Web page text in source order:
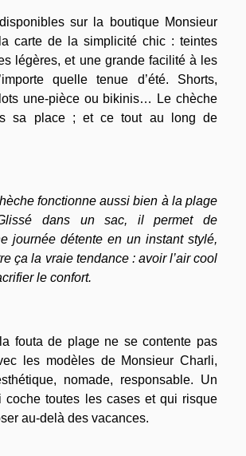
sur la boutique Monsieur
carte de la simplicité chic : teintes
légères, et une grande facilité à les
quelle tenue d’été. Shorts,
une-pièce ou bikinis… Le chèche
sa place ; et ce tout au long de
fonctionne aussi bien à la plage
dans un sac, il permet de
journée détente en un instant stylé,
ça la vraie tendance : avoir l’air cool
le confort.
fouta de plage ne se contente pas
les modèles de Monsieur Charli,
nomade, responsable. Un
coche toutes les cases et qui risque
au-delà des vacances.